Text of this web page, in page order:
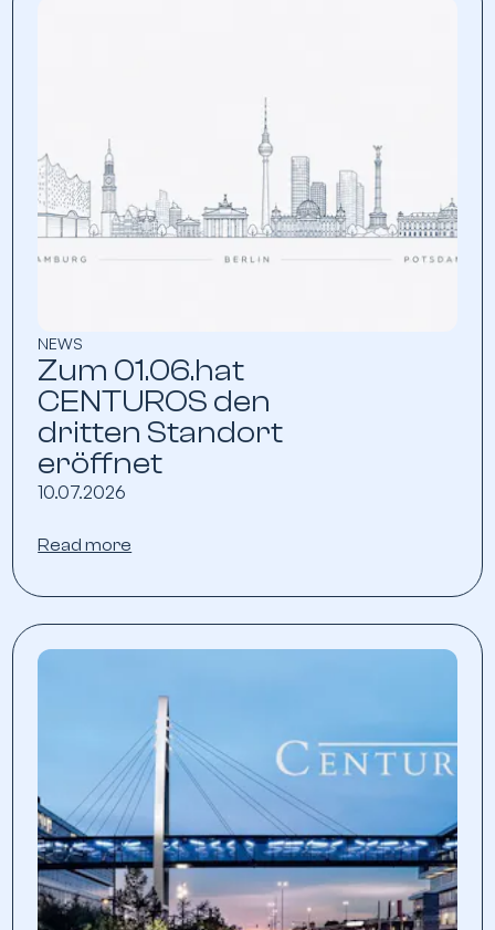
NEWS
Zum 01.06.hat
CENTUROS den
dritten Standort
eröffnet
10.07.2026
Read more